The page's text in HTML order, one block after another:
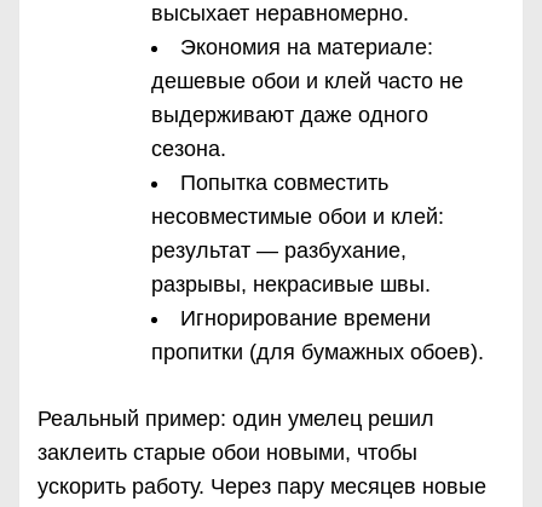
высыхает неравномерно.
Экономия на материале:
дешевые обои и клей часто не
выдерживают даже одного
сезона.
Попытка совместить
несовместимые обои и клей:
результат — разбухание,
разрывы, некрасивые швы.
Игнорирование времени
пропитки (для бумажных обоев).
Реальный пример: один умелец решил
заклеить старые обои новыми, чтобы
ускорить работу. Через пару месяцев новые